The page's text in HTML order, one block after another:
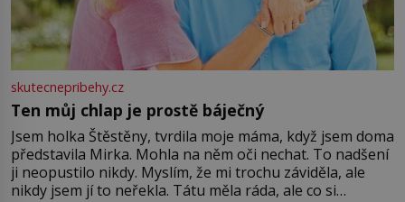
skutecnepribehy.cz
Ten můj chlap je prostě báječný
Jsem holka Štěstěny, tvrdila moje máma, když jsem doma
představila Mirka. Mohla na něm oči nechat. To nadšení
ji neopustilo nikdy. Myslím, že mi trochu záviděla, ale
nikdy jsem jí to neřekla. Tátu měla ráda, ale co si